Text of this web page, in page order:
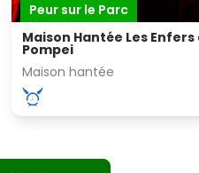
Peur sur le Parc
Maison Hantée Les Enfers
Pompei
Maison hantée